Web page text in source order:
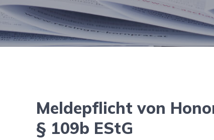
Meldepflicht von
§ 109b EStG